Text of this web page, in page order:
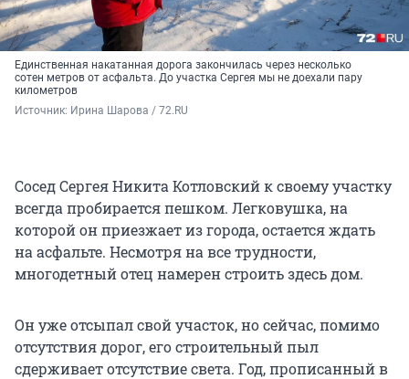
Единственная накатанная дорога закончилась через несколько
сотен метров от асфальта. До участка Сергея мы не доехали пару
километров
Источник: Ирина Шарова / 72.RU
Сосед Сергея Никита Котловский к своему участку
всегда пробирается пешком. Легковушка, на
которой он приезжает из города, остается ждать
на асфальте. Несмотря на все трудности,
многодетный отец намерен строить здесь дом.
Он уже отсыпал свой участок, но сейчас, помимо
отсутствия дорог, его строительный пыл
сдерживает отсутствие света. Год, прописанный в